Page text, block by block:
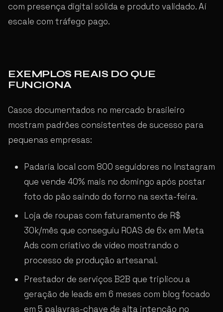
com presença digital sólida e produto validado. Aí
escale com tráfego pago.
EXEMPLOS REAIS DO QUE
FUNCIONA
Casos documentados no mercado brasileiro
mostram padrões consistentes de sucesso para
pequenas empresas:
Padaria local com 800 seguidores no Instagram
que vende 40% mais no domingo após postar
foto do pão saindo do forno na sexta-feira.
Loja de roupas com faturamento de R$
30k/mês que conseguiu ROAS de 6x em Meta
Ads com criativo de vídeo mostrando o
processo de produção artesanal.
Prestador de serviços B2B que triplicou a
geração de leads em 6 meses com blog focado
em 5 palavras-chave de alta intenção no